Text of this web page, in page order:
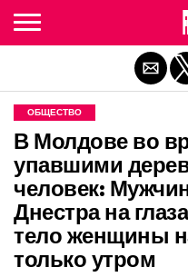
ОБЩЕСТВО
В Молдове во
упавшими
человек:
Днестра на
тело женщины
только утром
Exit